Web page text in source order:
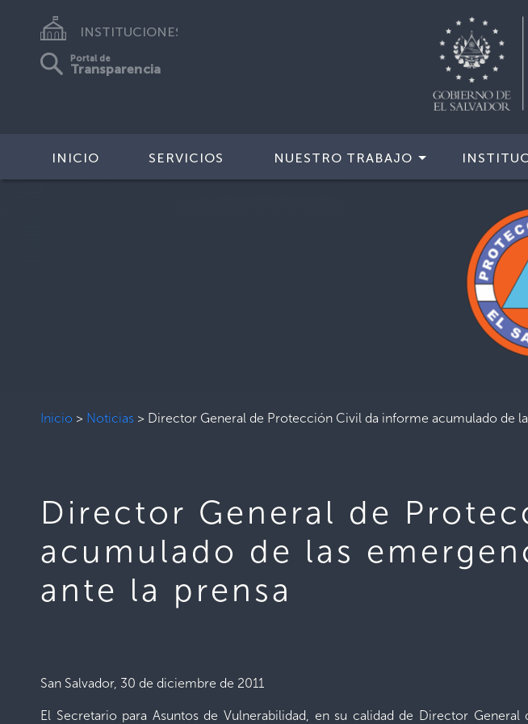
INSTITUCIONES
Portal de
Transparencia
INICIO SERVICIOS NUESTRO TRABAJO
Inicio > Noticias > Director General de Protección Civil da informe acumulado de
Director General de
acumulado de las
ante la prensa
San Salvador, 30 de diciembre de 2011
El Secretario para Asuntos de Vulnerabilidad, en su calidad de Director